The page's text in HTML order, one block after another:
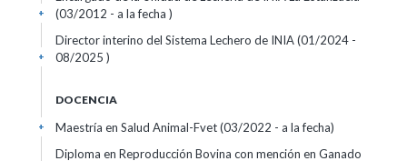
(03/2012 - a la fecha )
+
Director interino del Sistema Lechero de INIA (01/2024 -
08/2025 )
+
DOCENCIA
Maestría en Salud Animal-Fvet (03/2022 - a la fecha)
+
Diploma en Reproducción Bovina con mención en Ganado